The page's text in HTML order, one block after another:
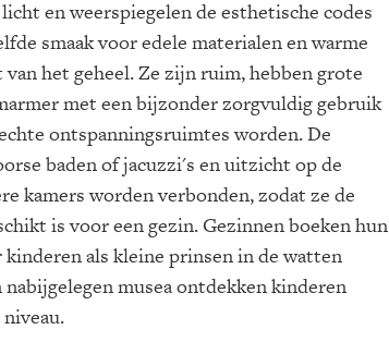
en weerspiegelen de esthetische codes
smaak voor edele materialen en warme
het geheel. Ze zijn ruim, hebben grote
met een bijzonder zorgvuldig gebruik
ontspanningsruimtes worden. De
baden of jacuzzi's en uitzicht op de
kamers worden verbonden, zodat ze de
is voor een gezin. Gezinnen boeken hun
als kleine prinsen in de watten
musea ontdekken kinderen